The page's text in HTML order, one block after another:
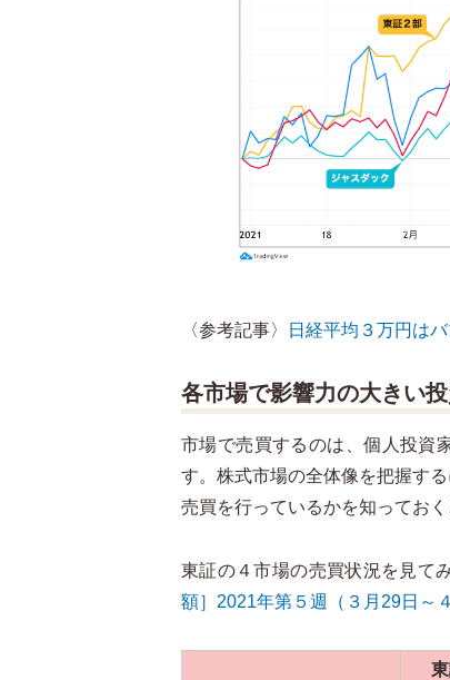
〈参考記事〉 日経平均３万円は
各市場で影響力の大きい
市場で売買するのは、個人投資
す。株式市場の全体像を把握す
売買を行っているかを知っておく
東証の４市場の売買状況を見て
額］2021年第５週（３月29日～